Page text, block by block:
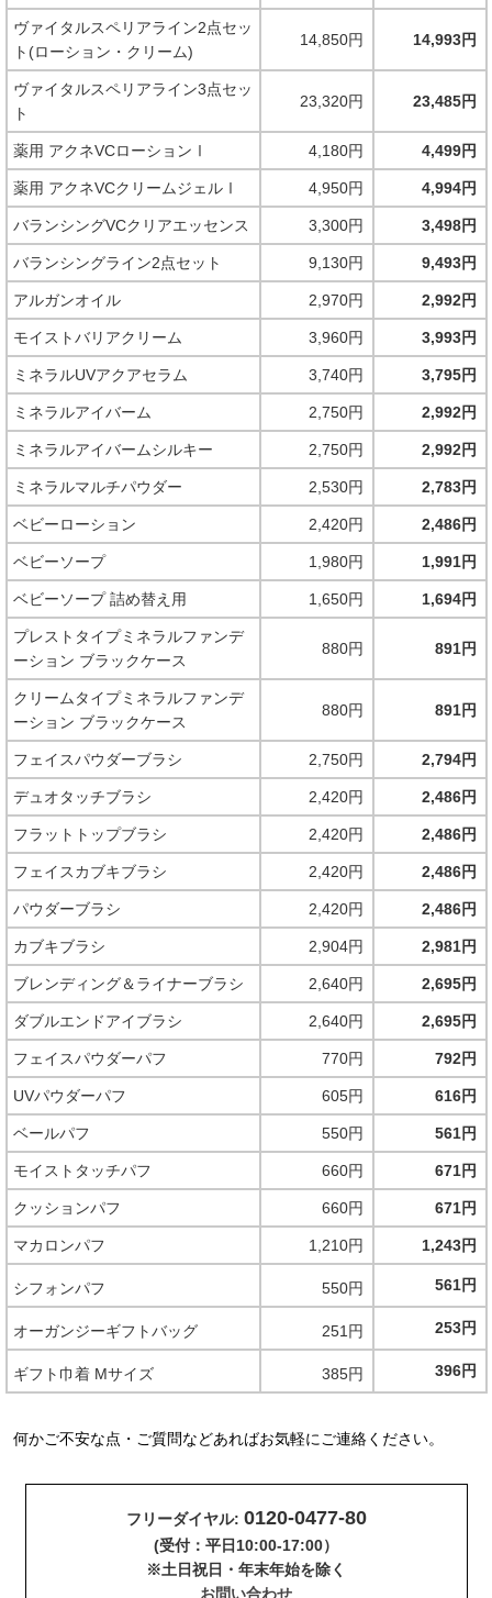
ヴァイタルスペリアライン2点セッ
ト(ローション・クリーム)
14,850円 14,993円
ヴァイタルスペリアライン3点セッ
ト
23,320円 23,485円
薬用 アクネVCローションⅠ 4,180円 4,499円
薬用 アクネVCクリームジェルⅠ 4,950円 4,994円
バランシングVCクリアエッセンス 3,300円 3,498円
バランシングライン2点セット 9,130円 9,493円
アルガンオイル 2,970円 2,992円
モイストバリアクリーム 3,960円 3,993円
ミネラルUVアクアセラム 3,740円 3,795円
ミネラルアイバーム 2,750円 2,992円
ミネラルアイバームシルキー 2,750円 2,992円
ミネラルマルチパウダー 2,530円 2,783円
ベビーローション 2,420円 2,486円
ベビーソープ 1,980円 1,991円
ベビーソープ 詰め替え用 1,650円 1,694円
プレストタイプミネラルファンデ
ーション ブラックケース
880円 891円
クリームタイプミネラルファンデ
ーション ブラックケース
880円 891円
フェイスパウダーブラシ 2,750円 2,794円
デュオタッチブラシ 2,420円 2,486円
フラットトップブラシ 2,420円 2,486円
フェイスカブキブラシ 2,420円 2,486円
パウダーブラシ 2,420円 2,486円
カブキブラシ 2,904円 2,981円
ブレンディング＆ライナーブラシ 2,640円 2,695円
ダブルエンドアイブラシ 2,640円 2,695円
フェイスパウダーパフ 770円 792円
UVパウダーパフ 605円 616円
ベールパフ 550円 561円
モイストタッチパフ 660円 671円
クッションパフ 660円 671円
マカロンパフ 1,210円 1,243円
シフォンパフ 550円 561円
オーガンジーギフトバッグ 251円 253円
ギフト巾着 Mサイズ 385円 396円
何かご不安な点・ご質問などあればお気軽にご連絡ください。
フリーダイヤル: 0120-0477-80
(受付：平日10:00-17:00）
※土日祝日・年末年始を除く
お問い合わせ